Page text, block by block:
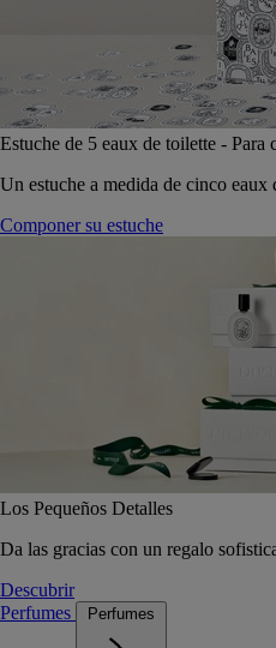
Estuche de 5 eaux de toilette - Para
Un estuche a medida de cinco eaux
Componer su estuche
Los Pequeños Detalles
Da las gracias con un regalo
Descubrir
Perfumes
Perfumes